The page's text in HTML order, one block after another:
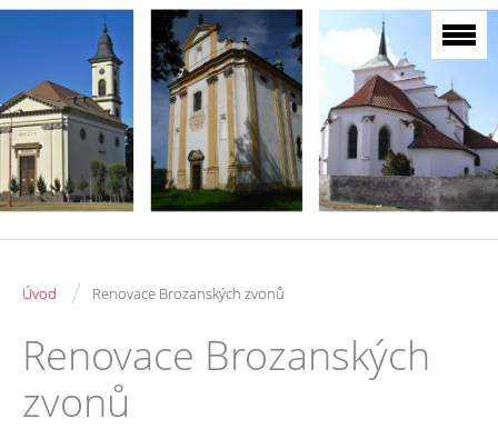
Úvod / Renovace Brozanských zvonů
Renovace Brozanských
zvonů